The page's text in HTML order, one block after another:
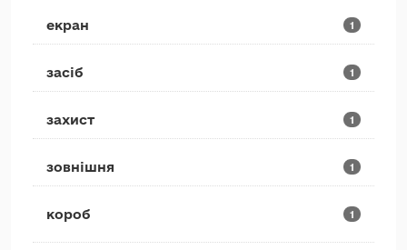
екран 1
засіб 1
захист 1
зовнішня 1
короб 1